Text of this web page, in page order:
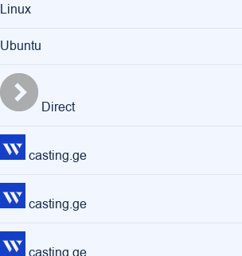
Linux
Ubuntu
Direct
casting.ge
casting.ge